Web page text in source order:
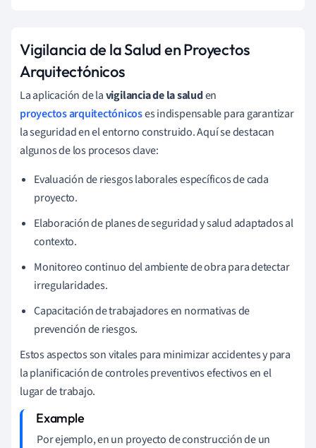
Vigilancia de la Salud en Proyectos
Arquitectónicos
La aplicación de lavigilancia de la saluden
proyectos arquitectónicoses indispensable para garantizar
la seguridad en el entorno construido. Aquí se destacan
algunos de los procesos clave:
Evaluación de riesgos laborales específicos de cada
proyecto.
Elaboración de planes de seguridad y salud adaptados al
contexto.
Monitoreo continuo del ambiente de obra para detectar
irregularidades.
Capacitación de trabajadores en normativas de
prevención de riesgos.
Estos aspectos son vitales para minimizar accidentes y para
la planificación de controles preventivos efectivos en el
lugar de trabajo.
Por ejemplo, en un proyecto de construcción de un